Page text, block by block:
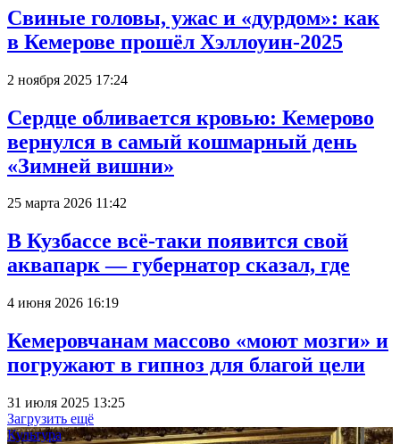
Свиные головы, ужас и «дурдом»: как
в Кемерове прошёл Хэллоуин-2025
2 ноября 2025 17:24
Сердце обливается кровью: Кемерово
вернулся в самый кошмарный день
«Зимней вишни»
25 марта 2026 11:42
В Кузбассе всё-таки появится свой
аквапарк — губернатор сказал, где
4 июня 2026 16:19
Кемеровчанам массово «моют мозги» и
погружают в гипноз для благой цели
31 июля 2025 13:25
Загрузить ещё
Культура